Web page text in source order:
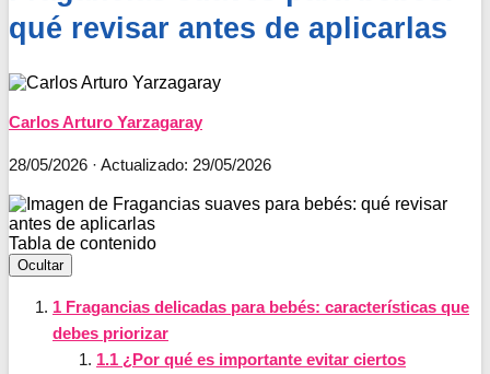
qué revisar antes de aplicarlas
Carlos Arturo Yarzagaray
28/05/2026 · Actualizado: 29/05/2026
Tabla de contenido
Ocultar
1 Fragancias delicadas para bebés: características que
debes priorizar
1.1 ¿Por qué es importante evitar ciertos